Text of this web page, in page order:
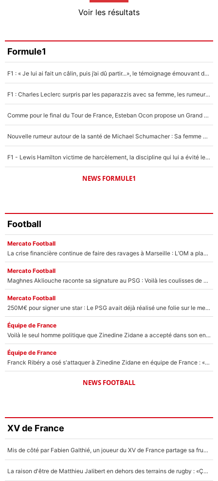
Faris Moumbagna
5%
Un autre joueur
5%
Voir les résultats
Formule1
F1 : « Je lui ai fait un câlin, puis j’ai dû partir...», le témoignage émouvant de Max Verstappen sur sa fille
F1 : Charles Leclerc surpris par les paparazzis avec sa femme, les rumeurs étaient vraies !
Comme pour le final du Tour de France, Esteban Ocon propose un Grand Prix de Formule 1 à Paris : «Autour de l’Arc de Triomphe, ce serait génial» !
Nouvelle rumeur autour de la santé de Michael Schumacher : Sa femme Corinna sort du silence
F1 - Lewis Hamilton victime de harcèlement, la discipline qui lui a évité le pire : «J'aurais probablement mal tourné»
NEWS FORMULE1
Football
Mercato Football
La crise financière continue de faire des ravages à Marseille : L’OM a placé 12 joueurs sur le marché des transferts… et ça pourrait lui rapporter près de 100M€ !
Mercato Football
Maghnes Akliouche raconte sa signature au PSG : Voilà les coulisses de son transfert de rêve à 50M€
Mercato Football
250M€ pour signer une star : Le PSG avait déjà réalisé une folie sur le mercato bien avant Neymar !
Équipe de France
Voilà le seul homme politique que Zinedine Zidane a accepté dans son entourage : «Je garde un très bon souvenir de lui»
Équipe de France
Franck Ribéry a osé s'attaquer à Zinedine Zidane en équipe de France : «Je n'aurais jamais fait ça»
NEWS FOOTBALL
XV de France
Mis de côté par Fabien Galthié, un joueur du XV de France partage sa frustration : «ils ne me l’ont pas dit tout de suite»
La raison d'être de Matthieu Jalibert en dehors des terrains de rugby : «Ça m'atteint autant que si tu touches à un membre de ma famille»